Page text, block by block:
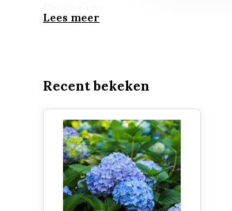
Lees meer
Recent bekeken